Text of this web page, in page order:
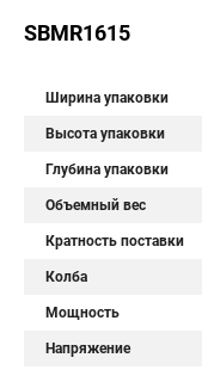
SBMR1615
Ширина упаковки
Высота упаковки
Глубина упаковки
Объемный вес
Кратность поставки
Колба
Мощность
Напряжение